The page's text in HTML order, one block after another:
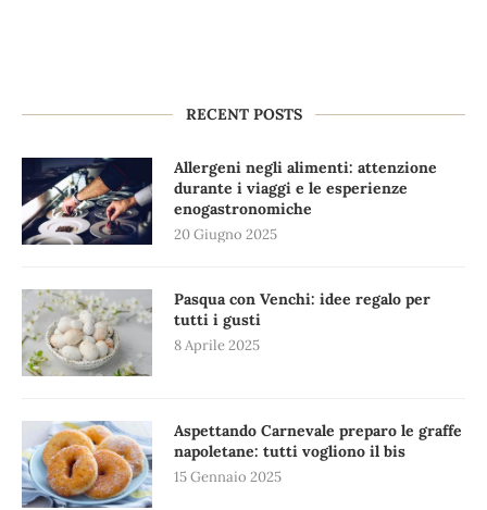
RECENT POSTS
Allergeni negli alimenti: attenzione
durante i viaggi e le esperienze
enogastronomiche
20 Giugno 2025
Pasqua con Venchi: idee regalo per
tutti i gusti
8 Aprile 2025
Aspettando Carnevale preparo le graffe
napoletane: tutti vogliono il bis
15 Gennaio 2025